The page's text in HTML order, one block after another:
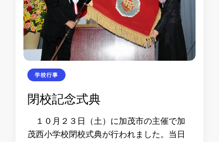
学校行事
閉校記念式典
１０月２３日（土）に加茂市の主催で加
茂西小学校閉校式典が行われました。当日